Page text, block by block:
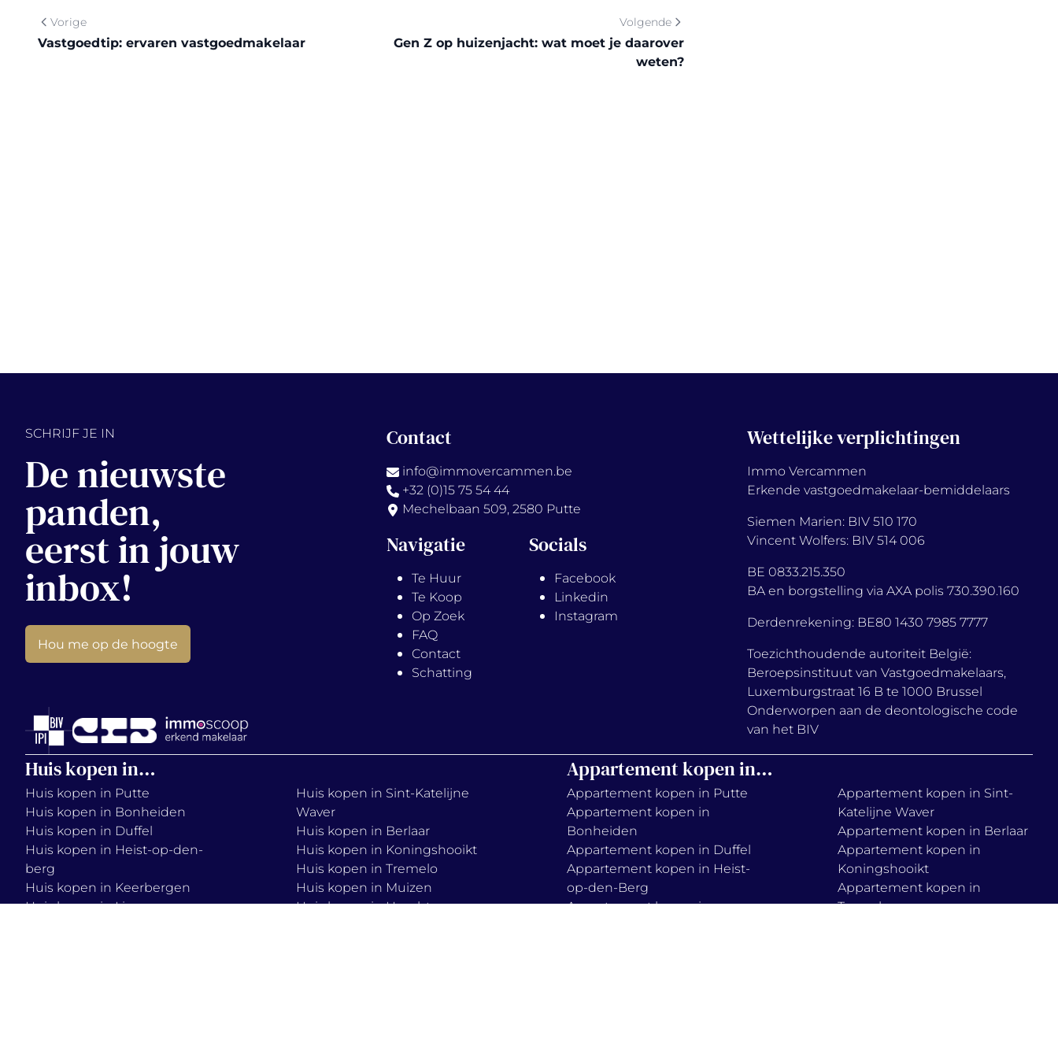
Vorige
Vastgoedtip: ervaren vastgoedmakelaar
Volgende
Gen Z op huizenjacht: wat moet je daarover
weten?
SCHRIJF JE IN
De nieuwste
panden,
eerst in jouw
inbox!
Hou me op de hoogte
Contact
info@immovercammen.be
+32 (0)15 75 54 44
Mechelbaan 509, 2580 Putte
Navigatie
Te Huur
Te Koop
Op Zoek
FAQ
Contact
Schatting
Socials
Facebook
Linkedin
Instagram
Wettelijke verplichtingen
Immo Vercammen
Erkende vastgoedmakelaar-bemiddelaars
Siemen Marien: BIV 510 170
Vincent Wolfers: BIV 514 006
BE 0833.215.350
BA en borgstelling via AXA polis 730.390.160
Derdenrekening: BE80 1430 7985 7777
Toezichthoudende autoriteit België:
Beroepsinstituut van Vastgoedmakelaars,
Luxemburgstraat 16 B te 1000 Brussel
Onderworpen aan de deontologische code
van het BIV
Huis kopen in… Appartement kopen in…
Huis kopen in Putte
Huis kopen in Bonheiden
Huis kopen in Duffel
Huis kopen in Heist-op-den-
berg
Huis kopen in Keerbergen
Huis kopen in Lier
Huis kopen in Sint-Katelijne
Waver
Huis kopen in Berlaar
Huis kopen in Koningshooikt
Huis kopen in Tremelo
Huis kopen in Muizen
Huis kopen in Haacht
Appartement kopen in Putte
Appartement kopen in
Bonheiden
Appartement kopen in Duffel
Appartement kopen in Heist-
op-den-Berg
Appartement kopen in
Appartement kopen in Sint-
Katelijne Waver
Appartement kopen in Berlaar
Appartement kopen in
Koningshooikt
Appartement kopen in
Tremelo